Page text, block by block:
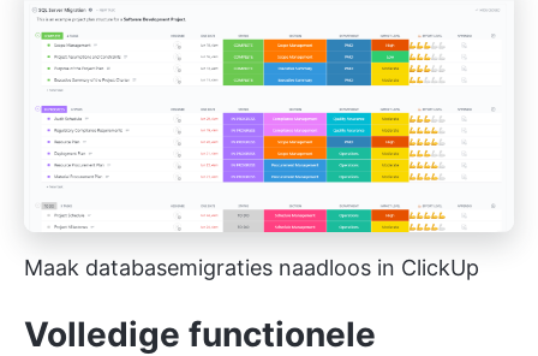
Maak databasemigraties naadloos in ClickUp
Volledige functionele